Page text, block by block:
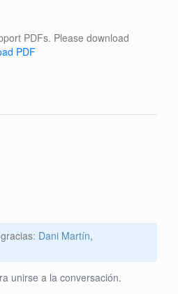
PDFs. Please download
PDF
Dani Martín,
unirse a la conversación.